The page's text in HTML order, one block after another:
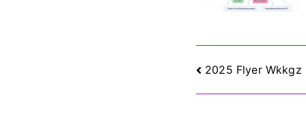
2025 Flyer Wkkgz